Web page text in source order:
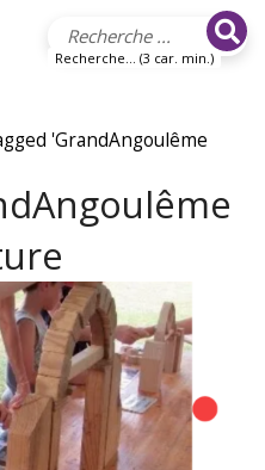
Recherche... (3 car. min.)
'GrandAngoulême